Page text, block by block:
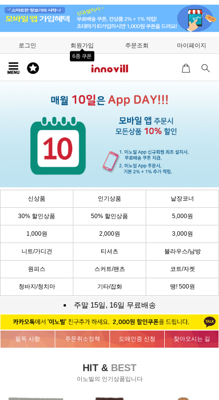
로그인 회원가입
6종 쿠폰
주문조회 마이페이지
신상품 인기상품 낱장코너
30% 할인상품 50% 할인상품 5,000원
1,000원 2,000원 3,000원
니트/가디건 티셔츠 블라우스/남방
원피스 스커트/팬츠 코트/자켓
청바지/청치마 기타/잡화 땡! 500원
주말 15일, 16일 무료배송
필독 사항 주문취소정책 도매인증 신청 찾아오시는 길
HIT & BEST
이노빌의 인기상품입니다